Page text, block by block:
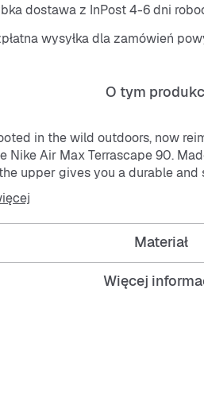
dostawa z InPost 4-6 dni
wysyłka dla zamówień
O tym
in the wild outdoors, now
Nike Air Max Terrascape 90.
upper gives you a durable
wraps onto the mudguard
that can handle streets or
and synthetic leather upper
rubber outsole wraps onto
Materiał
Więcej